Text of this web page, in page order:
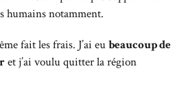
humains notamment.
fait les frais. J’ai eubeaucoup de
et j’ai voulu quitter la région